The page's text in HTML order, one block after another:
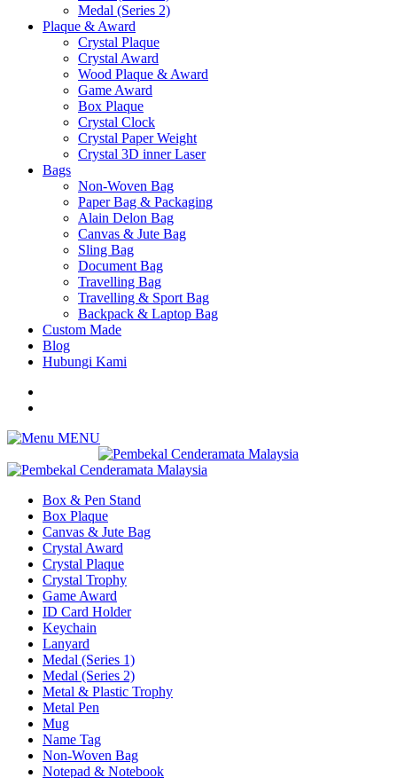
Medal (Series 2)
Plaque & Award
Crystal Plaque
Crystal Award
Wood Plaque & Award
Game Award
Box Plaque
Crystal Clock
Crystal Paper Weight
Crystal 3D inner Laser
Bags
Non-Woven Bag
Paper Bag & Packaging
Alain Delon Bag
Canvas & Jute Bag
Sling Bag
Document Bag
Travelling Bag
Travelling & Sport Bag
Backpack & Laptop Bag
Custom Made
Blog
Hubungi Kami
MENU
Box & Pen Stand
Box Plaque
Canvas & Jute Bag
Crystal Award
Crystal Plaque
Crystal Trophy
Game Award
ID Card Holder
Keychain
Lanyard
Medal (Series 1)
Medal (Series 2)
Metal & Plastic Trophy
Metal Pen
Mug
Name Tag
Non-Woven Bag
Notepad & Notebook